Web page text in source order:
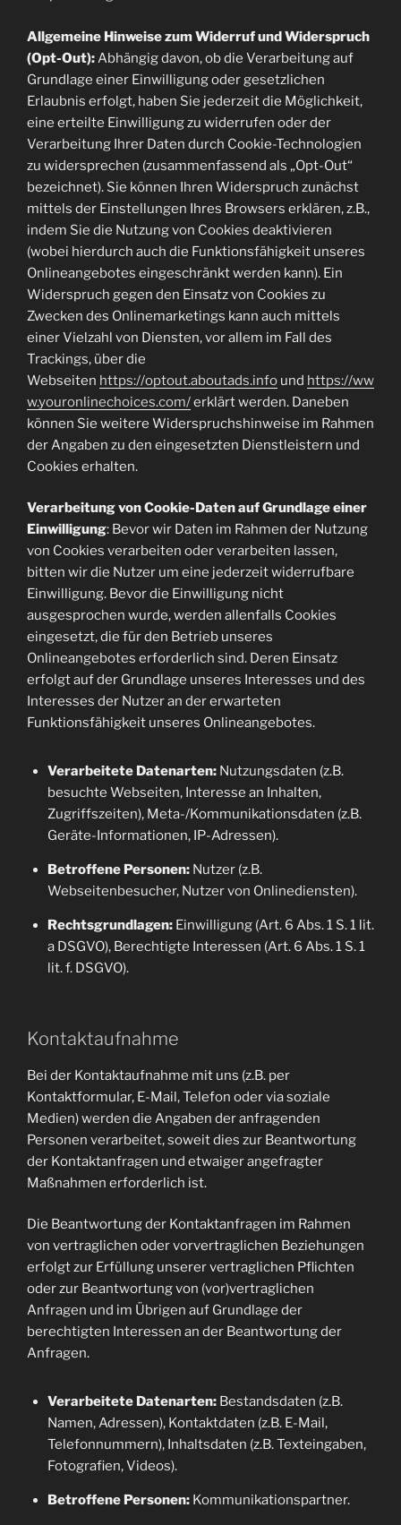
Allgemeine Hinweise zum Widerruf und Widerspruch
(Opt-Out): Abhängig davon, ob die Verarbeitung auf
Grundlage einer Einwilligung oder gesetzlichen
Erlaubnis erfolgt, haben Sie jederzeit die Möglichkeit,
eine erteilte Einwilligung zu widerrufen oder der
Verarbeitung Ihrer Daten durch Cookie-Technologien
zu widersprechen (zusammenfassend als „Opt-Out“
bezeichnet). Sie können Ihren Widerspruch zunächst
mittels der Einstellungen Ihres Browsers erklären, z.B.,
indem Sie die Nutzung von Cookies deaktivieren
(wobei hierdurch auch die Funktionsfähigkeit unseres
Onlineangebotes eingeschränkt werden kann). Ein
Widerspruch gegen den Einsatz von Cookies zu
Zwecken des Onlinemarketings kann auch mittels
einer Vielzahl von Diensten, vor allem im Fall des
Trackings, über die
Webseiten https://optout.aboutads.info und https://ww
w.youronlinechoices.com/erklärt werden. Daneben
können Sie weitere Widerspruchshinweise im Rahmen
der Angaben zu den eingesetzten Dienstleistern und
Cookies erhalten.
Verarbeitung von Cookie-Daten auf Grundlage einer
Einwilligung: Bevor wir Daten im Rahmen der Nutzung
von Cookies verarbeiten oder verarbeiten lassen,
bitten wir die Nutzer um eine jederzeit widerrufbare
Einwilligung. Bevor die Einwilligung nicht
ausgesprochen wurde, werden allenfalls Cookies
eingesetzt, die für den Betrieb unseres
Onlineangebotes erforderlich sind. Deren Einsatz
erfolgt auf der Grundlage unseres Interesses und des
Interesses der Nutzer an der erwarteten
Funktionsfähigkeit unseres Onlineangebotes.
Verarbeitete Datenarten:Nutzungsdaten (z.B.
besuchte Webseiten, Interesse an Inhalten,
Zugriffszeiten), Meta-/Kommunikationsdaten (z.B.
Geräte-Informationen, IP-Adressen).
Betroffene Personen:Nutzer (z.B.
Webseitenbesucher, Nutzer von Onlinediensten).
Rechtsgrundlagen:Einwilligung (Art. 6 Abs. 1 S. 1 lit.
a DSGVO), Berechtigte Interessen (Art. 6 Abs. 1 S. 1
lit. f. DSGVO).
Kontaktaufnahme
Bei der Kontaktaufnahme mit uns (z.B. per
Kontaktformular, E-Mail, Telefon oder via soziale
Medien) werden die Angaben der anfragenden
Personen verarbeitet, soweit dies zur Beantwortung
der Kontaktanfragen und etwaiger angefragter
Maßnahmen erforderlich ist.
Die Beantwortung der Kontaktanfragen im Rahmen
von vertraglichen oder vorvertraglichen Beziehungen
erfolgt zur Erfüllung unserer vertraglichen Pflichten
oder zur Beantwortung von (vor)vertraglichen
Anfragen und im Übrigen auf Grundlage der
berechtigten Interessen an der Beantwortung der
Anfragen.
Verarbeitete Datenarten:Bestandsdaten (z.B.
Namen, Adressen), Kontaktdaten (z.B. E-Mail,
Telefonnummern), Inhaltsdaten (z.B. Texteingaben,
Fotografien, Videos).
Betroffene Personen:Kommunikationspartner.